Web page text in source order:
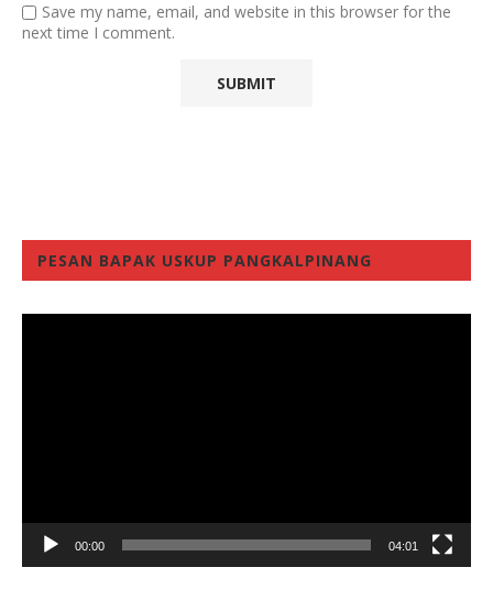
Save my name, email, and website in this browser for the
next time I comment.
PESAN BAPAK USKUP PANGKALPINANG
00:00 04:01